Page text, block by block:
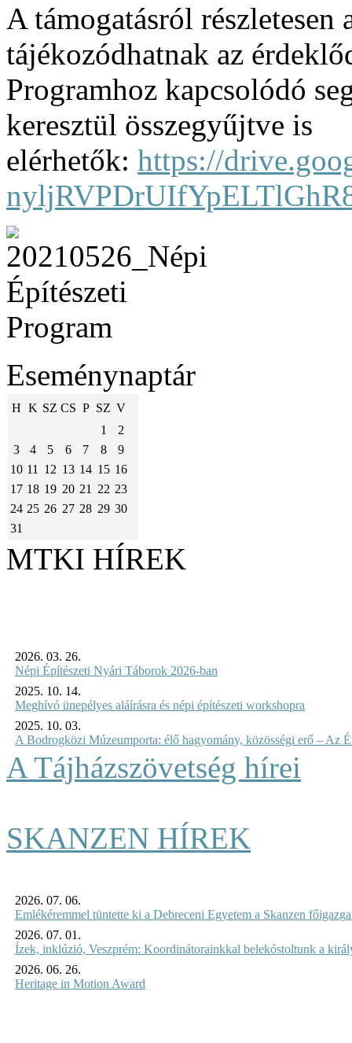
A támogatásról
tájékozódhatnak az
Programhoz kapcsolódó
keresztül összegyűjtve is
elérhetők: https://
Eseménynaptár
H K SZ CS P SZ V
1
2
3
4 5 6 7 8
9
10 11 12 13 14 15 16
17 18 19 20 21 22 23
24 25 26 27 28 29 30
31
MTKI HÍREK
2026. 03. 26.
Népi Építészeti Nyári Táborok 2026-ban
2025. 10. 14.
Meghívó ünepélyes aláírásra és népi építészeti workshopra
2025. 10. 03.
A Bodrogközi Múzeumporta: élő hagyomány, közösségi erő – Az
A Tájházszövetség hírei
SKANZEN HÍREK
2026. 07. 06.
Emlékéremmel tüntette ki a Debreceni Egyetem a Skanzen
2026. 07. 01.
Ízek, inklúzió, Veszprém: Koordinátorainkkal belekóstoltunk a
2026. 06. 26.
Heritage in Motion Award